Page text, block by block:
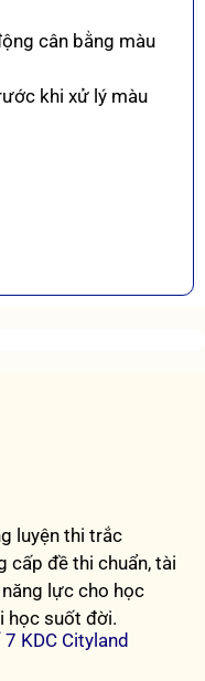
cân bằng màu
khi xử lý màu
luyện thi trắc
cấp đề thi chuẩn, tài
lực cho học
học suốt đời.
KDC Cityland